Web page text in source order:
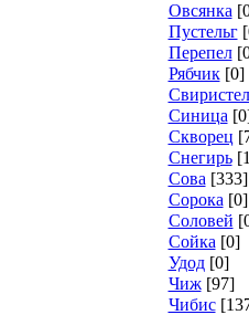
Овсянка
Пустельг
Перепел
Рябчик [0]
Синица
Скворец
Снегирь
Сова [333]
Сорока [0]
Соловей
Сойка [0]
Удод [0]
Чиж [97]
Чибис